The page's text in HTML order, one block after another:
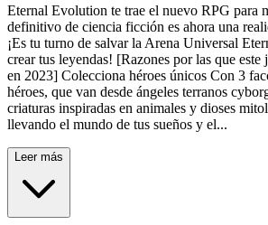
Eternal Evolution te trae el nuevo RPG para
definitivo de ciencia ficción es ahora una
¡Es tu turno de salvar la Arena Universal
crear tus leyendas! [Razones por las que
en 2023] Colecciona héroes únicos Con 3
héroes, que van desde ángeles terranos
criaturas inspiradas en animales y dioses
llevando el mundo de tus sueños y el...
Leer más